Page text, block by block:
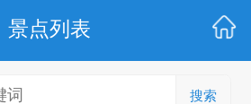
景点列表
搜索